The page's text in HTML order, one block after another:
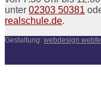
unter 02303 50381
realschule.de.
Gestaltung: webdesign